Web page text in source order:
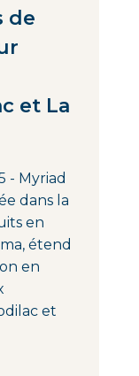
de
et La
- Myriad
dans la
en
étend
en
et